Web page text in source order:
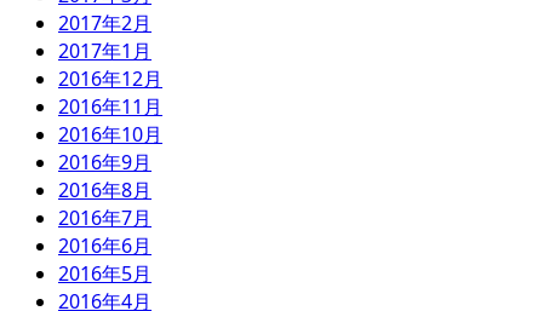
2017年2月
2017年1月
2016年12月
2016年11月
2016年10月
2016年9月
2016年8月
2016年7月
2016年6月
2016年5月
2016年4月